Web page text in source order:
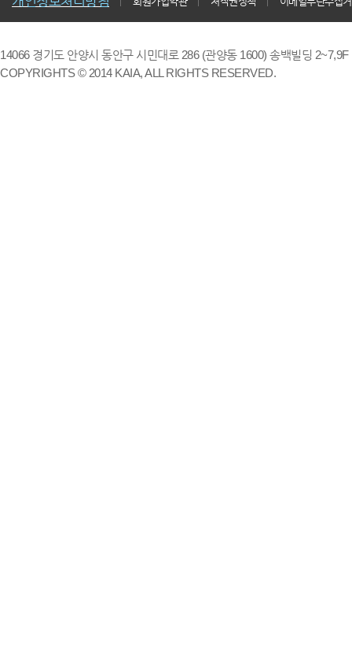
14066 경기도 안양시 동안구 시민대로 286 (관양동 1600) 송백빌딩
COPYRIGHTS © 2014 KAIA, ALL RIGHTS RESERVED.